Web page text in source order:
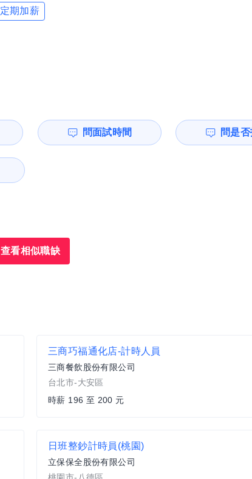
定期加薪
問面試時間 問是
查看相似職缺
三商巧福通化店-計時人員
三商餐飲股份有限公司
台北市-大安區
時薪 196 至 200 元
日班整鈔計時員(桃園)
立保保全股份有限公司